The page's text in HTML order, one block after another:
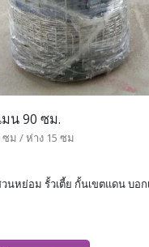
น 90 ซม.
ซม / ห่าง 15 ซม
นหย่อม รั้วเตี้ย กั้นเขตแดน บอก